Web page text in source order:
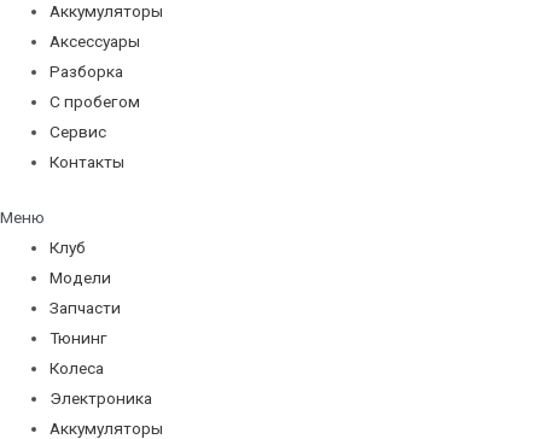
Аккумуляторы
Аксессуары
Разборка
С пробегом
Сервис
Контакты
Меню
Клуб
Модели
Запчасти
Тюнинг
Колеса
Электроника
Аккумуляторы